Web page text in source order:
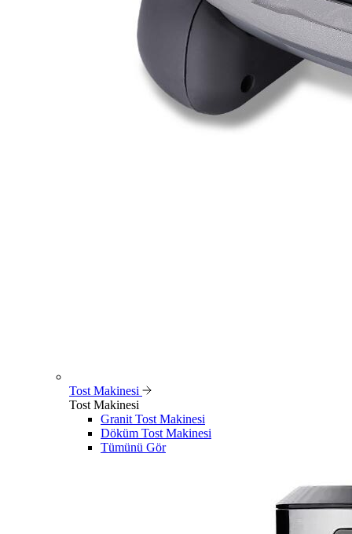
Tost Makinesi
Tost Makinesi
Granit Tost Makinesi
Döküm Tost Makinesi
Tümünü Gör